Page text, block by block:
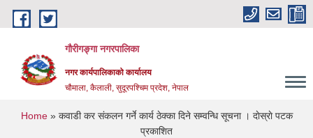
Skip to main content
गौरीगङ्गा नगरपालिका
नगर कार्यपालिकाको कार्यालय
चौमाला, कैलाली, सुदूरपश्चिम प्रदेश, नेपाल
You are here
Home» कवाडी कर संकलन गर्ने कार्य ठेक्का दिने सम्वन्धि सूचना । दाेस्राे पटक
प्रकाशित